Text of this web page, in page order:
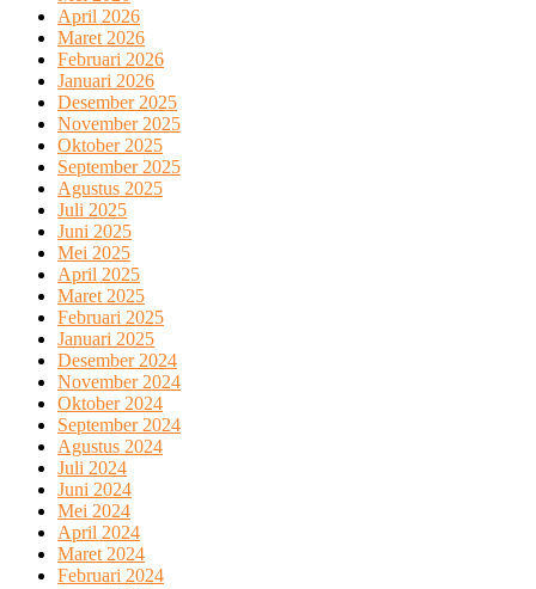
April 2026
Maret 2026
Februari 2026
Januari 2026
Desember 2025
November 2025
Oktober 2025
September 2025
Agustus 2025
Juli 2025
Juni 2025
Mei 2025
April 2025
Maret 2025
Februari 2025
Januari 2025
Desember 2024
November 2024
Oktober 2024
September 2024
Agustus 2024
Juli 2024
Juni 2024
Mei 2024
April 2024
Maret 2024
Februari 2024